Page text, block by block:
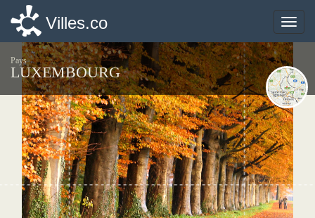
Toggle
Villes.co
Pays
LUXEMBOURG
Toggle
Villes.co